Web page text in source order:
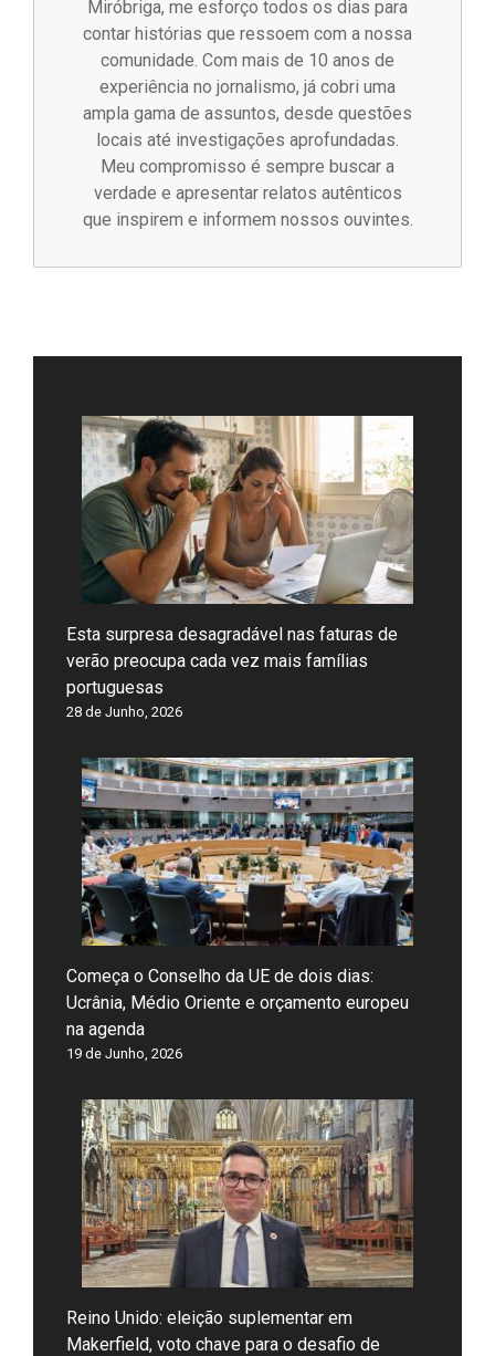
Miróbriga, me esforço todos os dias para
contar histórias que ressoem com a nossa
comunidade. Com mais de 10 anos de
experiência no jornalismo, já cobri uma
ampla gama de assuntos, desde questões
locais até investigações aprofundadas.
Meu compromisso é sempre buscar a
verdade e apresentar relatos autênticos
que inspirem e informem nossos ouvintes.
Esta surpresa desagradável nas faturas de
verão preocupa cada vez mais famílias
portuguesas
28 de Junho, 2026
Começa o Conselho da UE de dois dias:
Ucrânia, Médio Oriente e orçamento europeu
na agenda
19 de Junho, 2026
Reino Unido: eleição suplementar em
Makerfield, voto chave para o desafio de